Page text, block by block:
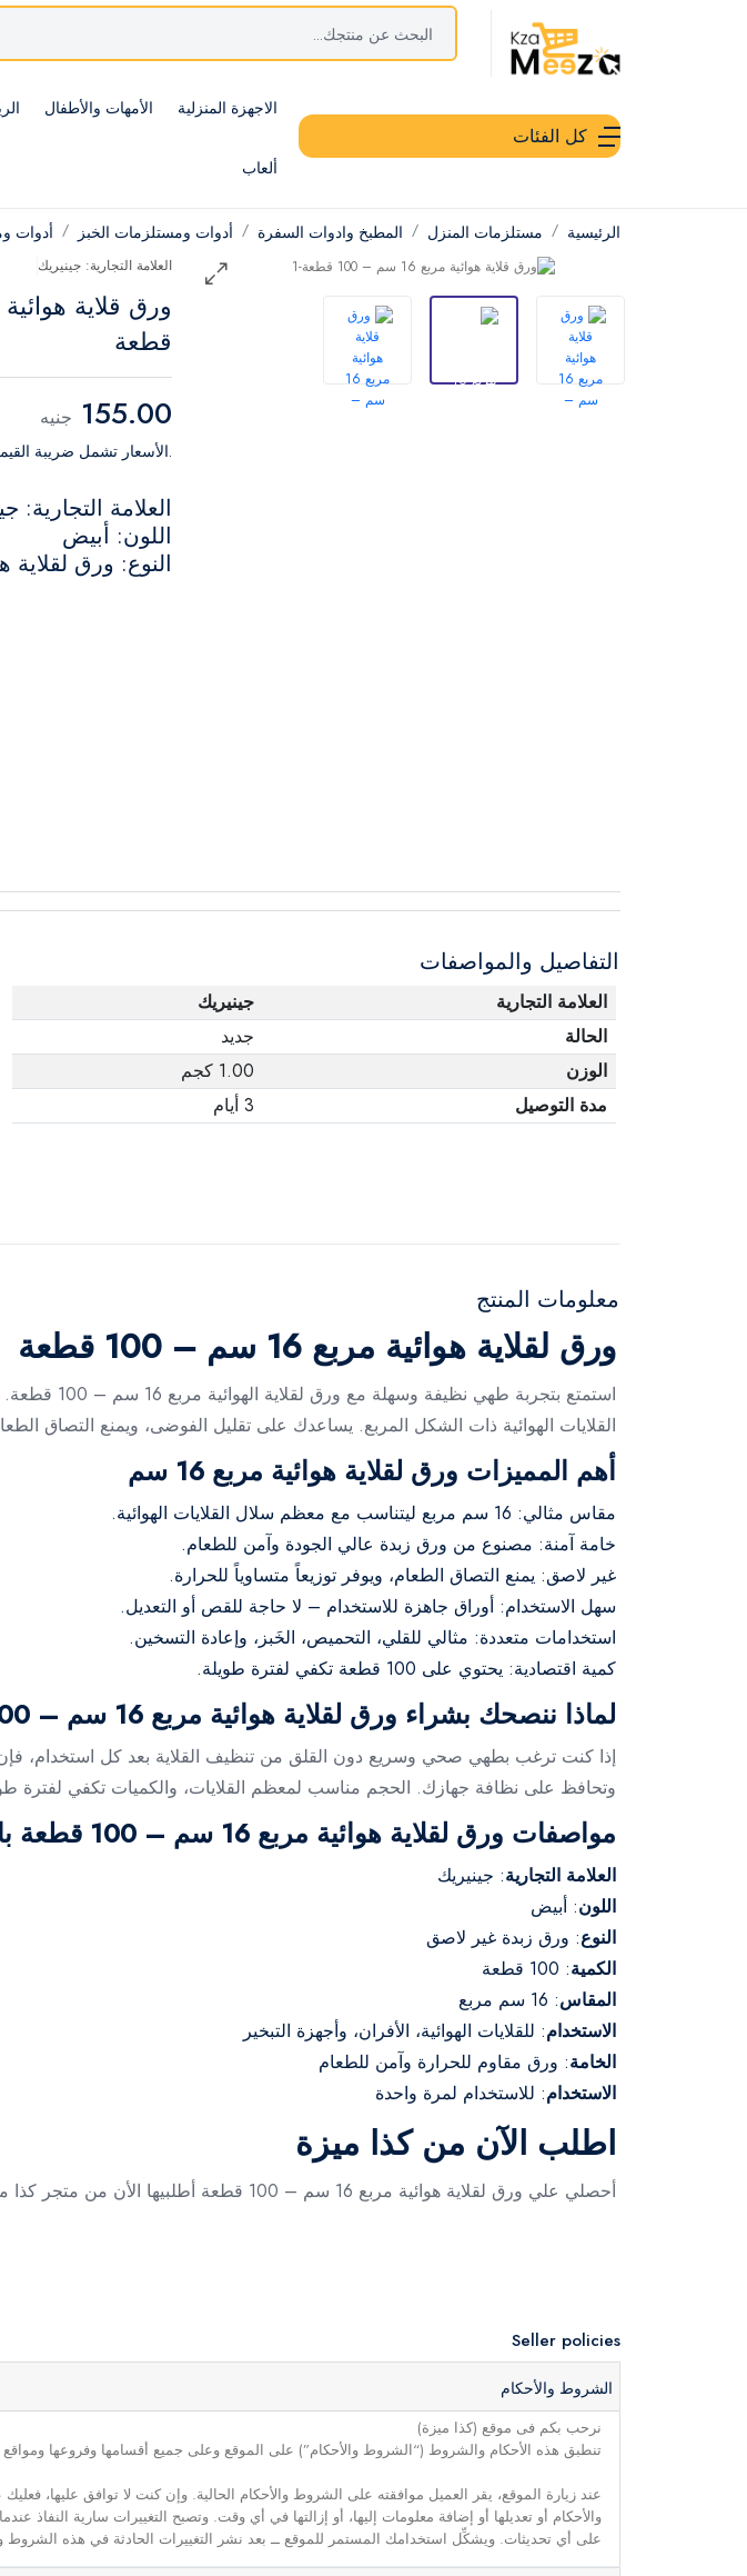
كل الفئات
الاجهزة المنزلية الأمهات والأطفال
ألعاب
الرئيسية مستلزمات المنزل المطبخ وادوات السفرة أدوات ومستلزمات الخبز أدوات
العلامة التجارية: جينيريك
قطعة
155.00 جنيه
.الأسعار تشمل ضريبة
العلامة التجارية:
اللون: أبيض
النوع: ورق لقلاية
التفاصيل والمواصفات
العلامة التجارية
جينيريك
الحالة
جديد
الوزن
1.00 كجم
مدة التوصيل
3 أيام
معلومات المنتج
ورق لقلاية هوائية مربع 16 سم – 100 قطعة
استمتع
القلايات الهوائية ذات الشكل المربع. يساعدك على تقليل الفوضى، ويمنع التصاق
أهم المميزات ورق لقلاية هوائية مربع 16 سم
مقاس مثالي: 16 سم مربع ليتناسب مع معظم سلال القلايات الهوائية.
خامة آمنة: مصنوع من ورق زبدة عالي الجودة وآمن للطعام.
غير لاصق: يمنع التصاق الطعام، ويوفر توزيعاً متساوياً للحرارة.
سهل الاستخدام: أوراق جاهزة للاستخدام – لا حاجة للقص أو التعديل.
استخدامات متعددة: مثالي للقلي، التحميص، الخَبز، وإعادة التسخين.
كمية اقتصادية: يحتوي على 100 قطعة تكفي لفترة طويلة.
لماذا ننصحك بشراء ورق لقلاية هوائية مربع 16 سم – 100 قطعة؟
إذا كنت ترغب بطهي صحي وسريع دون القلق من تنظيف القلاية بعد كل استخدام، فإن
وتحافظ على نظافة جهازك. الحجم مناسب لمعظم القلايات، والكميات تكفي لفترة
مواصفات ورق لقلاية هوائية مربع 16 سم – 100 قطعة بالتفاصيل
العلامة التجارية: جينيريك
اللون: أبيض
النوع: ورق زبدة غير لاصق
الكمية: 100 قطعة
المقاس: 16 سم مربع
الاستخدام: للقلايات الهوائية، الأفران، وأجهزة التبخير
الخامة: ورق مقاوم للحرارة وآمن للطعام
الاستخدام: للاستخدام لمرة واحدة
اطلب الآن من كذا ميزة
أحصلي علي ورق لقلاية هوائية مربع 16 سم – 100 قطعة أطلبيها الأن من متجر كذا ميزة
Seller policies
الشروط والأحكام
نرحب بكم فى موقع (كذا ميزة)
تنطبق هذه الأحكام والشروط (“الشروط والأحكام”) على الموقع وعلى جميع أقسامها وفروعها ومواقع
عند زيارة الموقع، يقر العميل موافقته على الشروط والأحكام الحالية. وإن كنت لا توافق عليها،
والأحكام أو تعديلها أو إضافة معلومات إليها، أو إزالتها في أي وقت. وتصبح التغييرات سارية
على أي تحديثات. ويشكِّل استخدامك المستمر للموقع ــ بعد نشر التغييرات الحادثة في هذه الشروط